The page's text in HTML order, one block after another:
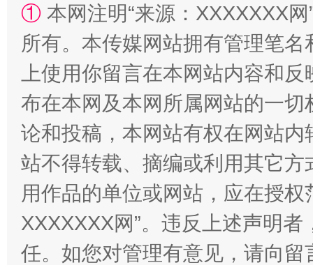
漫山遍野的桃花与雪山、麦地、白藏房 除
① 本网注明“来源：XXXXXXX
所有。本传媒网站拥有管理笔
上使用你留言在本网站内容和
布在本网及本网所属网站的一
论和投稿，本网站有权在网站
站不得转载、摘编或利用其它
用作品的单位或网站，应在授
XXXXXXX网”。违反上述声明
任。如您对管理有意见，请向